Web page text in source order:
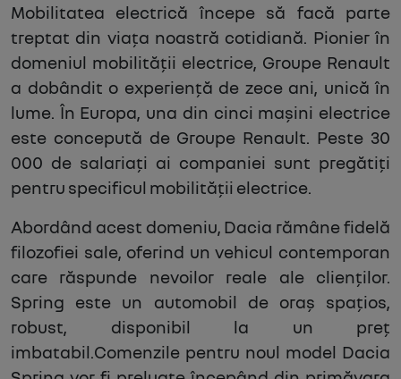
Mobilitatea electrică începe să facă parte
treptat din viața noastră cotidiană. Pionier în
domeniul mobilității electrice, Groupe Renault
a dobândit o experiență de zece ani, unică în
lume. În Europa, una din cinci mașini electrice
este concepută de Groupe Renault. Peste 30
000 de salariați ai companiei sunt pregătiți
pentru specificul mobilității electrice.
Abordând acest domeniu, Dacia rămâne fidelă
filozofiei sale, oferind un vehicul contemporan
care răspunde nevoilor reale ale clienților.
Spring este un automobil de oraș spațios,
robust, disponibil la un preț
imbatabil.Comenzile pentru noul model Dacia